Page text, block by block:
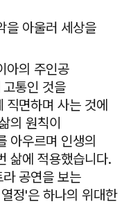
을 아울러 세상을
아의 주인공
통인 것을
면하며 사는 것에
의 원칙이
아우르며 인생의
삶에 적용했습니다.
공연을 보는
정'은 하나의 위대한